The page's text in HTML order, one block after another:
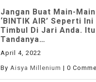
Jangan Buat Main-
‘BINTIK AIR’ Seperti
Timbul Di Jari Anda. Itu
Tandanya…
April 4, 2022
By Aisya Millenium | 0